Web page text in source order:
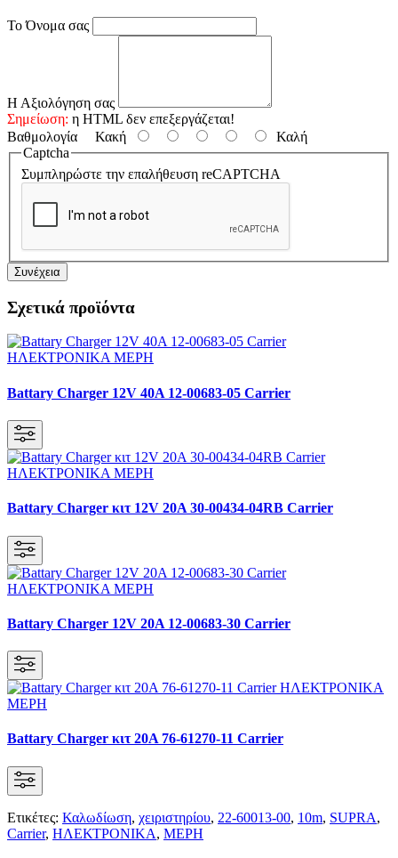
Το Όνομα σας
Η Αξιολόγηση σας
Σημείωση: η HTML δεν επεξεργάζεται!
Βαθμολογία Κακή
Καλή
Captcha
Συμπληρώστε την επαλήθευση reCAPTCHA
Συνέχεια
Σχετικά προϊόντα
Battary Charger 12V 40A 12-00683-05 Carrier
Battary Charger κιτ 12V 20A 30-00434-04RB Carrier
Battary Charger 12V 20A 12-00683-30 Carrier
Battary Charger κιτ 20A 76-61270-11 Carrier
Ετικέτες: Καλωδίωση, χειριστηρίου, 22-60013-00, 10m, SUPRA,
Carrier, ΗΛΕΚΤΡΟΝΙΚΑ, ΜΕΡΗ